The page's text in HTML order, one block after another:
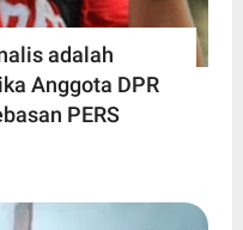
adalah
Anggota DPR
PERS